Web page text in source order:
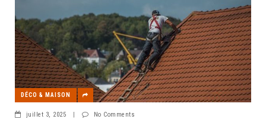
DÉCO & MAISON
juillet 3, 2025 | No Comments